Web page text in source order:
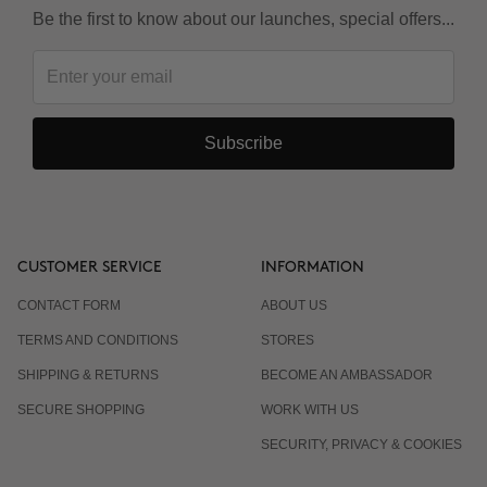
Be the first to know about our launches, special offers...
Subscribe
CUSTOMER SERVICE
CONTACT FORM
TERMS AND CONDITIONS
SHIPPING & RETURNS
SECURE SHOPPING
INFORMATION
ABOUT US
STORES
BECOME AN AMBASSADOR
WORK WITH US
SECURITY, PRIVACY & COOKIES